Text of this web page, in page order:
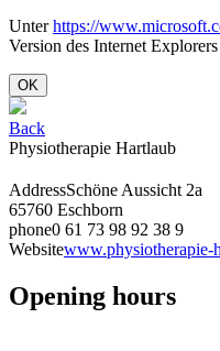
Unterhttps://
Version des Internet
OK
Back
Physiotherapie Hartlaub
AddressSchöne Aussicht 2a
65760 Eschborn
phone0 61 73 98 92 38 9
Websitewww.physiotherapie-
Opening hours